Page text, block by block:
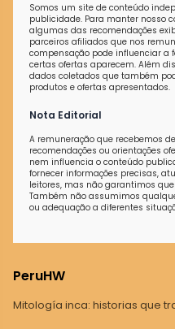
Somos um site de conteúdo
publicidade. Para manter nosso
algumas das recomendações
parceiros afiliados que nos
compensação pode influenciar a
certas ofertas aparecem. Além
dados coletados que também
produtos e ofertas apresentados.
Nota Editorial
A remuneração que recebemos
recomendações ou orientações
nem influencia o conteúdo
fornecer informações precisas,
leitores, mas não garantimos
Também não assumimos
ou adequação a diferentes
PeruHW
Mitología inca: historias que